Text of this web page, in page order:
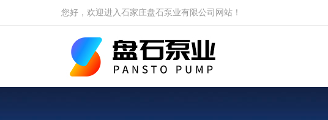
您好，欢迎进入石家庄盘石泵业有限公司网站！